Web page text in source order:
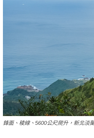
鋒面、稜線、5600公尺爬升，新北淡